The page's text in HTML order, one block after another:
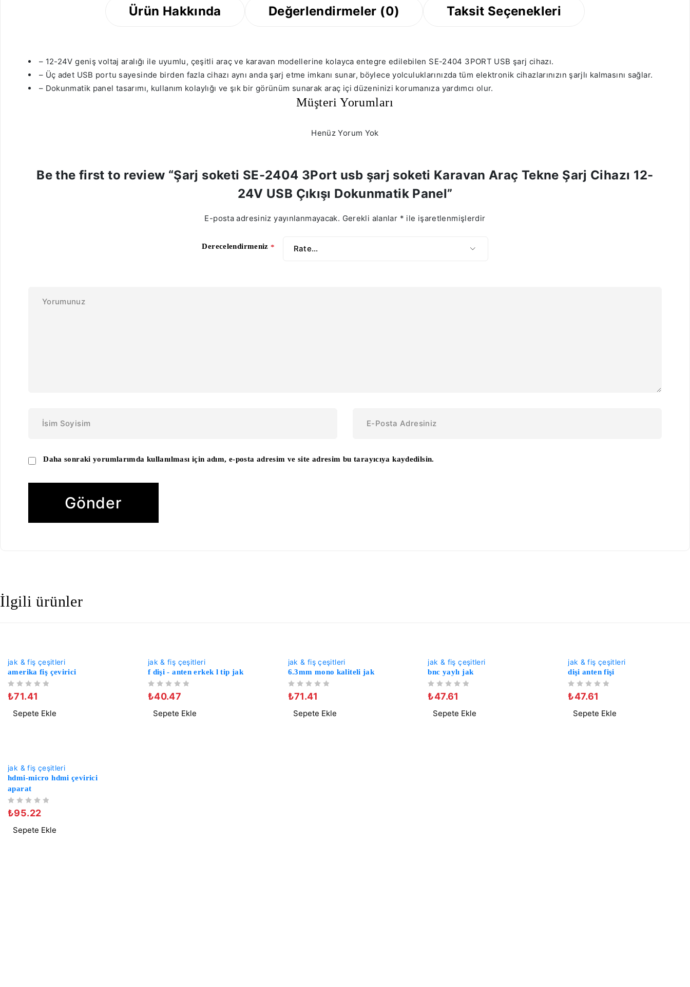
Ürün Hakkında Değerlendirmeler (0) Taksit Seçenekleri
– 12-24V geniş voltaj aralığı ile uyumlu, çeşitli araç ve karavan modellerine kolayca entegre edilebilen SE-2404 3PORT USB şarj cihazı.
– Üç adet USB portu sayesinde birden fazla cihazı aynı anda şarj etme imkanı sunar, böylece yolculuklarınızda tüm elektronik cihazlarınızın şarjlı kalmasını sağlar.
– Dokunmatik panel tasarımı, kullanım kolaylığı ve şık bir görünüm sunarak araç içi düzeninizi korumanıza yardımcı olur.
Müşteri Yorumları
Henüz Yorum Yok
Be the first to review “Şarj soketi SE-2404 3Port usb şarj soketi Karavan Araç Tekne Şarj Cihazı 12-
24V USB Çıkışı Dokunmatik Panel”
E-posta adresiniz yayınlanmayacak. Gerekli alanlar * ile işaretlenmişlerdir
Derecelendirmeniz*
Daha sonraki yorumlarımda kullanılması için adım, e-posta adresim ve site adresim bu tarayıcıya kaydedilsin.
İlgili ürünler
jak & fiş çeşitleri
amerika fiş çevirici
₺71.41
Sepete Ekle
jak & fiş çeşitleri
f dişi - anten erkek l tip jak
₺40.47
Sepete Ekle
jak & fiş çeşitleri
6.3mm mono kaliteli jak
₺71.41
Sepete Ekle
jak & fiş çeşitleri
bnc yaylı jak
₺47.61
Sepete Ekle
jak & fiş çeşitleri
dişi anten fişi
₺47.61
Sepete Ekle
jak & fiş çeşitleri
hdmi-micro hdmi çevirici
aparat
₺95.22
Sepete Ekle